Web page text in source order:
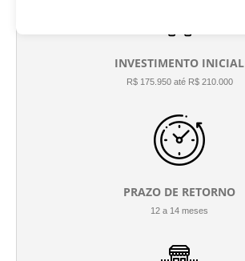
INVESTIMENTO INICIAL
R$ 175.950 até R$ 210.000
PRAZO DE RETORNO
12 a 14 meses